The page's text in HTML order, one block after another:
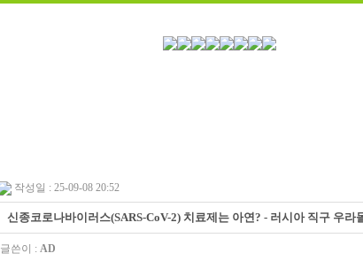
작성일 : 25-09-08 20:52
신종코로나바이러스(SARS-CoV-2) 치료제는 아연? - 러시아 직구 우라
글쓴이 : AD